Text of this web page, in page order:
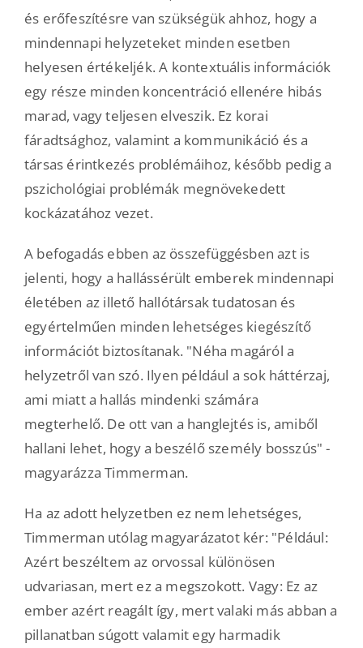
és erőfeszítésre van szükségük ahhoz, hogy a
mindennapi helyzeteket minden esetben
helyesen értékeljék. A kontextuális információk
egy része minden koncentráció ellenére hibás
marad, vagy teljesen elveszik. Ez korai
fáradtsághoz, valamint a kommunikáció és a
társas érintkezés problémáihoz, később pedig a
pszichológiai problémák megnövekedett
kockázatához vezet.
A befogadás ebben az összefüggésben azt is
jelenti, hogy a hallássérült emberek mindennapi
életében az illető hallótársak tudatosan és
egyértelműen minden lehetséges kiegészítő
információt biztosítanak. "Néha magáról a
helyzetről van szó. Ilyen például a sok háttérzaj,
ami miatt a hallás mindenki számára
megterhelő. De ott van a hanglejtés is, amiből
hallani lehet, hogy a beszélő személy bosszús" -
magyarázza Timmerman.
Ha az adott helyzetben ez nem lehetséges,
Timmerman utólag magyarázatot kér: "Például:
Azért beszéltem az orvossal különösen
udvariasan, mert ez a megszokott. Vagy: Ez az
ember azért reagált így, mert valaki más abban a
pillanatban súgott valamit egy harmadik